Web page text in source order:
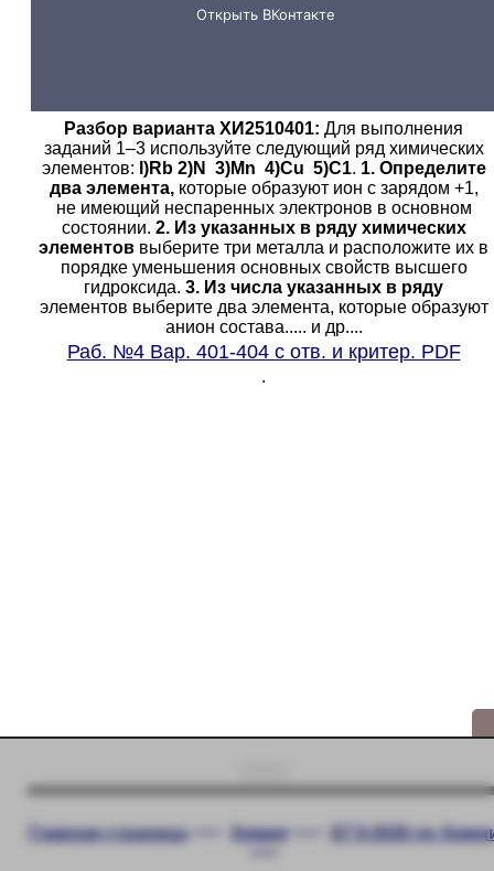
Разбор варианта ХИ2510401: Для выполнения
заданий 1–3 используйте следующий ряд химических
элементов: l)Rb 2)N 3)Mn 4)Cu 5)C1. 1. Определите
два элемента,которые образуют ион с зарядом +1,
не имеющий неспаренных электронов в основном
состоянии. 2. Из указанных в ряду химических
элементов выберите три металла и расположите их в
порядке уменьшения основных свойств высшего
гидроксида. 3. Из числа указанных в ряду
элементов выберите два элемента, которые образуют
анион состава..... и др....
Раб. №4 Вар. 401-404 с отв. и критер. PDF
.
Главная страница<<< Химия<<<
ЕГЭ-2026 по